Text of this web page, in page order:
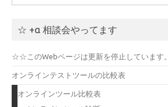
索:
☆ +α 相談会やってます
☆☆このWebページは更新を停止しています。
オンラインテストツールの比較表
オンラインツール比較表